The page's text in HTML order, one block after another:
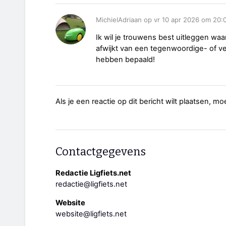
MichielAdriaan op vr 10 apr 2026 om
Ik wil je trouwens best uitleggen
afwijkt van een tegenwoordige- of
hebben bepaald!
Als je een reactie op dit bericht wilt plaatsen,
Contactgegevens
Redactie Ligfiets.net
redactie@ligfiets.net
Website
website@ligfiets.net